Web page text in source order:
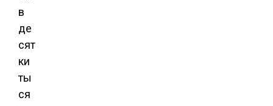
в
де
сят
ки
ты
ся